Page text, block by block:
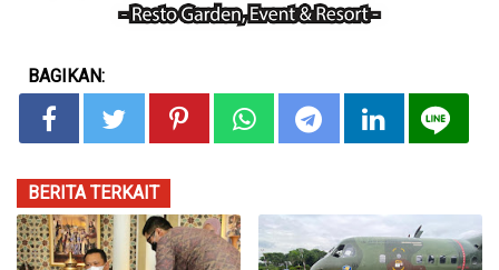
BAGIKAN:
BERITA TERKAIT